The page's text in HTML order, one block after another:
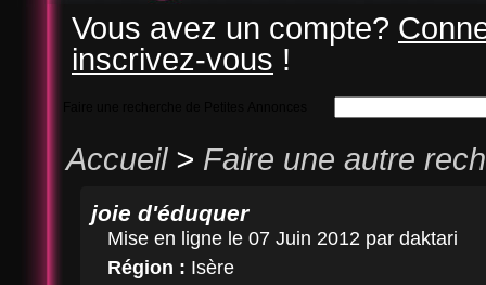
Vous avez un compte?
inscrivez-vous !
Accueil> Faire une autre
joie d'éduquer
Mise en ligne le 07 Juin 2012 par daktari
Région : Isère